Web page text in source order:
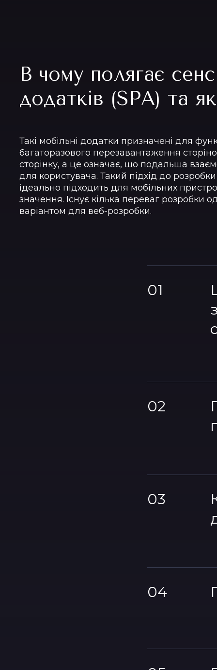
В чому полягає
додатків (SPA) та
Такі мобільні додатки призначені для
багаторазового перезавантаження
сторінку, а це означає, що подальша
для користувача. Такий підхід до
ідеально підходить для мобільних
значення. Існує кілька переваг розробки
варіантом для веб-розробки.
01
02
03
04